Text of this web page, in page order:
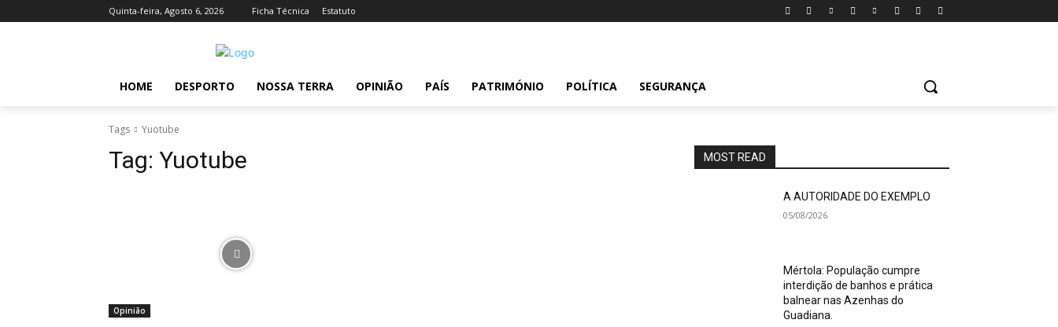
Quinta-feira, Agosto 6, 2026 Ficha Técnica Estatuto
HOME DESPORTO NOSSA TERRA OPINIÃO PAÍS PATRIMÓNIO POLÍTICA SEGURANÇA
Tags Yuotube
Tag: Yuotube
Opinião
MOST READ
A AUTORIDADE DO EXEMPLO
05/08/2026
Mértola: População cumpre
interdição de banhos e prática
balnear nas Azenhas do
Guadiana.